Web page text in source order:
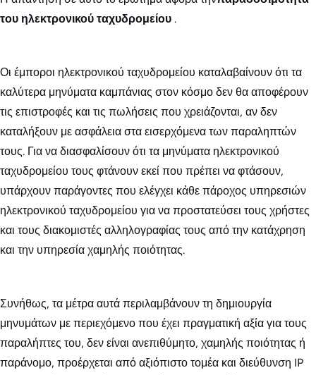
του ηλεκτρονικού ταχυδρομείου .
Οι έμποροι ηλεκτρονικού ταχυδρομείου καταλαβαίνουν ότι τα
καλύτερα μηνύματα καμπάνιας στον κόσμο δεν θα αποφέρουν
τις επιστροφές και τις πωλήσεις που χρειάζονται, αν δεν
καταλήξουν με ασφάλεια στα εισερχόμενα των παραληπτών
τους. Για να διασφαλίσουν ότι τα μηνύματα ηλεκτρονικού
ταχυδρομείου τους φτάνουν εκεί που πρέπει να φτάσουν,
υπάρχουν παράγοντες που ελέγχει κάθε πάροχος υπηρεσιών
ηλεκτρονικού ταχυδρομείου για να προστατεύσει τους χρήστες
και τους διακομιστές αλληλογραφίας τους από την κατάχρηση
και την υπηρεσία χαμηλής ποιότητας.
Συνήθως, τα μέτρα αυτά περιλαμβάνουν τη δημιουργία
μηνυμάτων με περιεχόμενο που έχει πραγματική αξία για τους
παραλήπτες του, δεν είναι ανεπιθύμητο, χαμηλής ποιότητας ή
παράνομο, προέρχεται από αξιόπιστο τομέα και διεύθυνση IP